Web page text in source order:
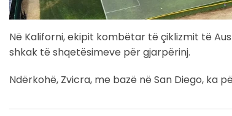
Në Kaliforni, ekipit kombëtar të çiklizmit të
shkak të shqetësimeve për gjarpërinj.
Ndërkohë, Zvicra, me bazë në San Diego,